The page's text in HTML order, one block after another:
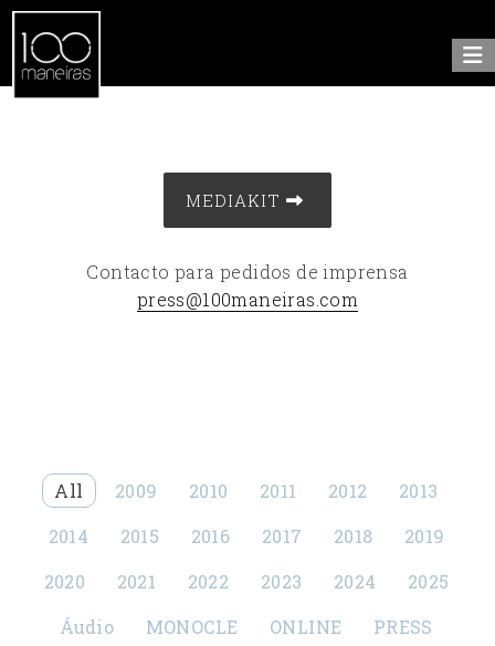
MEDIAKIT
Contacto para pedidos de imprensa
press@100maneiras.com
All 2009 2010 2011 2012
2013
2014
2015 2016 2017 2018
2019
2020
2021 2022 2023 2024
2025
Áudio
MONOCLE ONLINE
PRESS